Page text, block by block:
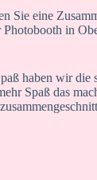
Sie eine
in
haben wir die
Spaß das